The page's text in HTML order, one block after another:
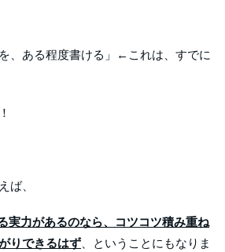
、ある程度書ける」←これは、すでに
ば、
実力があるのなら、コツコツ積み重ね
りできるはず、ということにもなりま